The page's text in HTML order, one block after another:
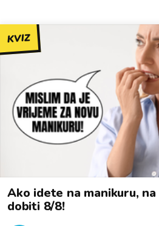
KVIZ
Ako idete na manikuru,
dobiti 8/8!